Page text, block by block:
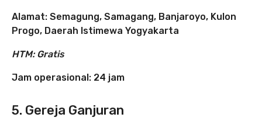
Alamat: Semagung, Samagang, Banjaroyo, Kulon
Progo, Daerah Istimewa Yogyakarta
HTM: Gratis
Jam operasional: 24 jam
5. Gereja Ganjuran